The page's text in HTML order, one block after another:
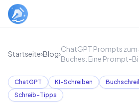
Startseite›Blog›
ChatGPT Prompts zum
Buches: Eine Prompt-
ChatGPT KI-Schreiben
Schreib-Tipps